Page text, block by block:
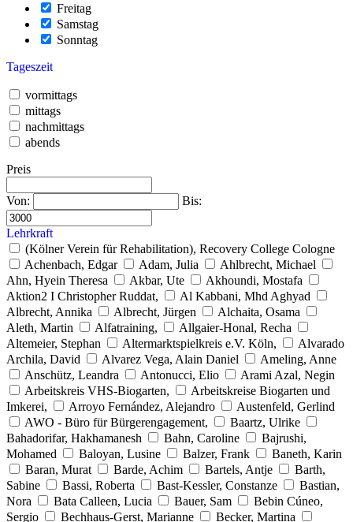
Freitag
Samstag
Sonntag
Tageszeit
vormittags
mittags
nachmittags
abends
Preis
Von: Bis:
Lehrkraft
(Kölner Verein für Rehabilitation), Recovery College Cologne
Achenbach, Edgar
Adam, Julia
Ahlbrecht, Michael
Ahn, Hyein Theresa
Akbar, Ute
Akhoundi, Mostafa
Aktion2 I Christopher Ruddat,
Al Kabbani, Mhd Aghyad
Albrecht, Annika
Albrecht, Jürgen
Alchaita, Osama
Aleth, Martin
Alfatraining,
Allgaier-Honal, Recha
Altemeier, Stephan
Altermarktspielkreis e.V. Köln,
Alvarado
Archila, David
Alvarez Vega, Alain Daniel
Ameling, Anne
Anschütz, Leandra
Antonucci, Elio
Arami Azal, Negin
Arbeitskreis VHS-Biogarten,
Arbeitskreise Biogarten und
Imkerei,
Arroyo Fernández, Alejandro
Austenfeld, Gerlind
AWO - Büro für Bürgerengagement,
Baartz, Ulrike
Bahadorifar, Hakhamanesh
Bahn, Caroline
Bajrushi,
Mohamed
Baloyan, Lusine Balzer, Frank
Baneth, Karin
Baran, Murat
Barde, Achim Bartels, Antje
Barth,
Sabine
Bassi, Roberta Bast-Kessler, Constanze
Bastian,
Nora
Bata Calleen, Lucia Bauer, Sam
Bebin Cúneo,
Sergio
Bechhaus-Gerst, Marianne
Becker, Martina